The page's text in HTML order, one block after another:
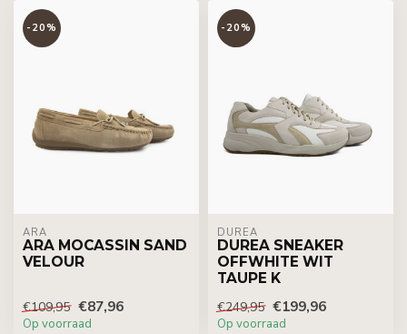
-20%
ARA
ARA MOCASSIN SAND
VELOUR
€109,95 €87,96
Op voorraad
-20%
DUREA
DUREA SNEAKER
OFFWHITE WIT
TAUPE K
€249,95 €199,96
Op voorraad